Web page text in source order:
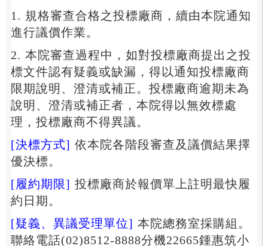
1. 規格審查合格之投標廠商，續由本院通知
進行議價作業。
2. 本院審查過程中，如對投標廠商提出之投
標文件認有疑義或缺漏，得以通知投標廠商
限期說明、澄清或補正。投標廠商逾期未為
說明、澄清或補正者，本院得以無效標處
理，投標廠商不得異議。
[決標方式] 依本院各階段審查及議價結果擇
優決標。
[履約期限] 投標廠商於報價單上註明最快履
約日期。
[疑義、異議受理單位] 本院總務室採購組。
聯絡電話(02)8512-8888分機22665鍾惠筑小